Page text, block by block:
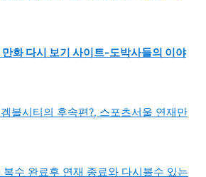
화 다시 보기 사이트-도박사들의 이야
블시티의 후속편?, 스포츠서울 연재만
수 완료후 연재 종료와 다시볼수 있는